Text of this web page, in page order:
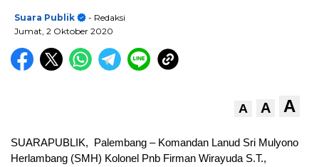
Suara Publik
- Redaksi
Jumat, 2 Oktober 2020
A A A
SUARAPUBLIK, Palembang – Komandan Lanud Sri Mulyono
Herlambang (SMH) Kolonel Pnb Firman Wirayuda S.T.,